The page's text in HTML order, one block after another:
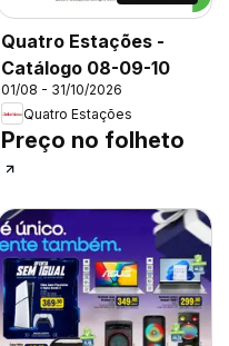
Quatro Estações -
Catálogo 08-09-10
01/08 - 31/10/2026
Quatro Estações
Preço no folheto